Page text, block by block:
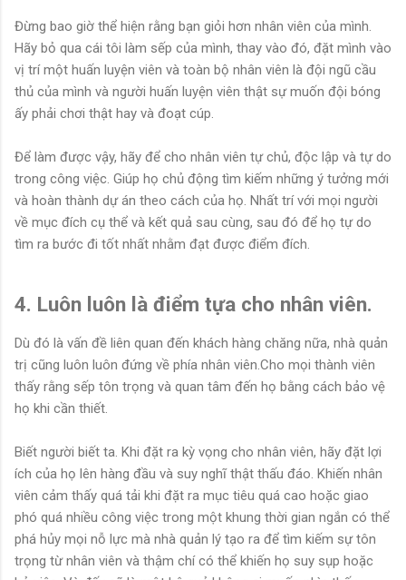
Đừng bao giờ thể hiện rằng bạn giỏi hơn nhân viên của mình.
Hãy bỏ qua cái tôi làm sếp của mình, thay vào đó, đặt mình vào
vị trí một huấn luyện viên và toàn bộ nhân viên là đội ngũ cầu
thủ của mình và người huấn luyện viên thật sự muốn đội bóng
ấy phải chơi thật hay và đoạt cúp.
Để làm được vậy, hãy để cho nhân viên tự chủ, độc lập và tự do
trong công việc. Giúp họ chủ động tìm kiếm những ý tưởng mới
và hoàn thành dự án theo cách của họ. Nhất trí với mọi người
về mục đích cụ thể và kết quả sau cùng, sau đó để họ tự do
tìm ra bước đi tốt nhất nhằm đạt được điểm đích.
4. Luôn luôn là điểm tựa cho nhân viên.
Dù đó là vấn đề liên quan đến khách hàng chăng nữa, nhà quản
trị cũng luôn luôn đứng về phía nhân viên.Cho mọi thành viên
thấy rằng sếp tôn trọng và quan tâm đến họ bằng cách bảo vệ
họ khi cần thiết.
Biết người biết ta. Khi đặt ra kỳ vọng cho nhân viên, hãy đặt lợi
ích của họ lên hàng đầu và suy nghĩ thật thấu đáo. Khiến nhân
viên cảm thấy quá tải khi đặt ra mục tiêu quá cao hoặc giao
phó quá nhiều công việc trong một khung thời gian ngắn có thể
phá hủy mọi nỗ lực mà nhà quản lý tạo ra để tìm kiếm sự tôn
trọng từ nhân viên và thậm chí có thể khiến họ suy sụp hoặc